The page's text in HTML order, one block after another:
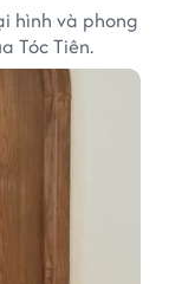
hình và phong
Tóc Tiên.